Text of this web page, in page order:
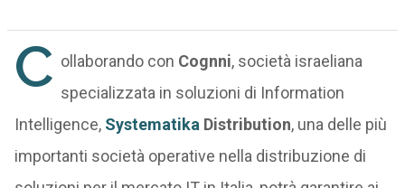
C ollaborando con Cognni, società israeliana
specializzata in soluzioni di Information
Intelligence, Systematika Distribution, una delle più
importanti società operative nella distribuzione di